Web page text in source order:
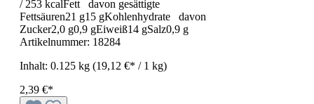
/ 253 kcalFett davon gesättigte
Fettsäuren21 g15 gKohlenhydrate davon
Zucker2,0 g0,9 gEiweiß14 gSalz0,9 g
Artikelnummer: 18284
Inhalt: 0.125 kg (19,12 €* / 1 kg)
2,39 €*